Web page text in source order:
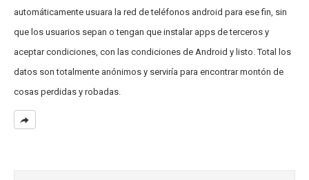
automáticamente usuara la red de teléfonos android para ese fin, sin
que los usuarios sepan o tengan que instalar apps de terceros y
aceptar condiciones, con las condiciones de Android y listo. Total los
datos son totalmente anónimos y serviría para encontrar montón de
cosas perdidas y robadas.